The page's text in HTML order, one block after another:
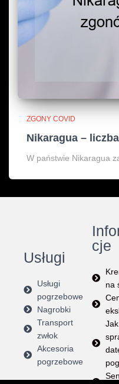
ZGONY COVID
Nikaragua –
W państwie Nikaragua
Usługi
Usługi
pogrzebowe
Nagrobki
Transport
zwłok
Akcesoria
pogrzebowe
cje
na
Jak